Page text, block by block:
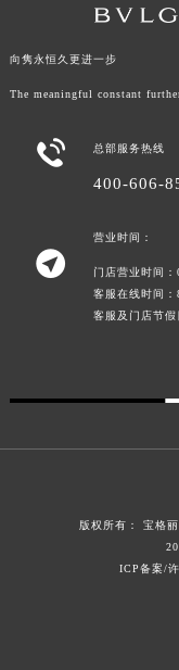
向隽永恒久更进一步
The meaningful constant
 总部服务热线
400-606-

营业时间：
门店营业时间
客服在线时间
客服及门店节假
版权所有： 宝格
ICP备案/